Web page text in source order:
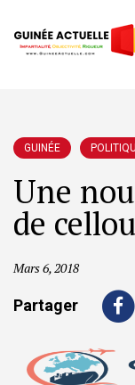
GUINÉE
Une
de
Mars 6, 2018
Partager